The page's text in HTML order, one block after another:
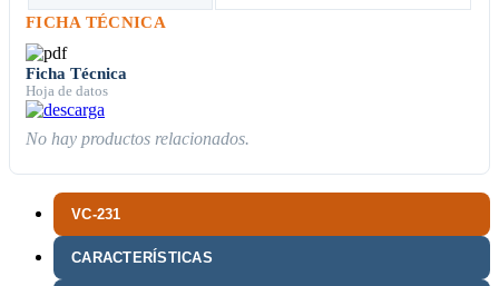
VC-231
CARACTERÍSTICAS
FICHA TÉCNICA
Ficha Técnica
Hoja de datos
No hay productos relacionados.